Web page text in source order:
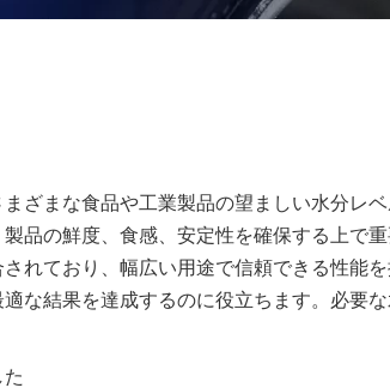
ざまな食品や工業製品の望ましい水分レ
品の鮮度、食感、安定性を確保する上で
れており、幅広い用途で信頼できる性能
な結果を達成するのに役立ちます。必要